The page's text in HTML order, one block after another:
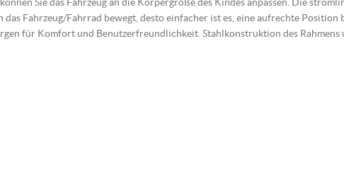
Fahrzeug/Fahrrad bewegt, desto einfacher ist es, eine aufrechte Position
für Komfort und Benutzerfreundlichkeit. Stahlkonstruktion des Rahmens